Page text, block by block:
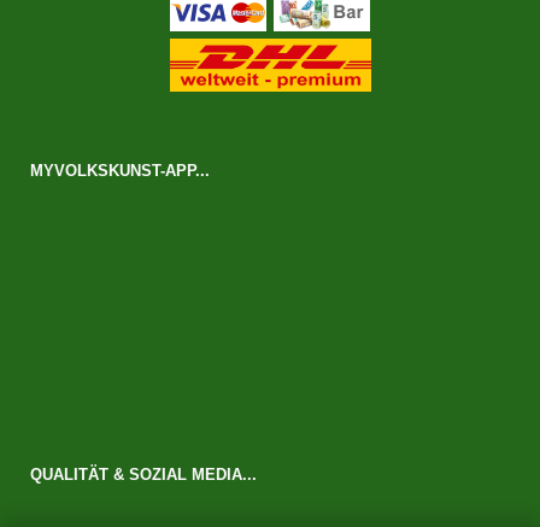
MYVOLKSKUNST-APP...
QUALITÄT & SOZIAL MEDIA...